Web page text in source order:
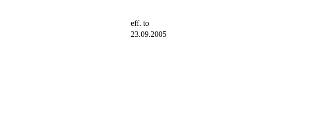
eff. to
23.09.2005